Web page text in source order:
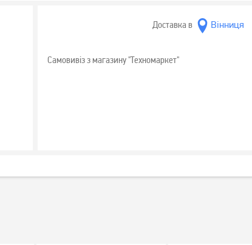
Доставка в
Самовивіз з магазину "Техномаркет"